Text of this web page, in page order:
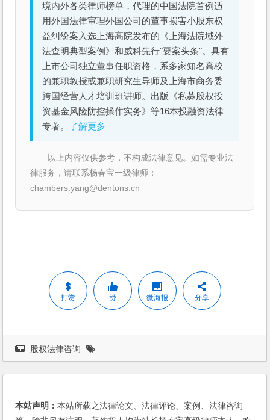
境内外各类律师榜单，代理的中国法院首例适
用外国法律审理外国公司的董事损害小股东权
益纠纷案入选上海高院发布的《上海法院域外
法查明典型案例》和威科先行"要案头条"。具有
上市公司独立董事任职资格，系多家知名高校
的兼职教授或兼职研究生导师及上海市商务委
跨国经营人才培训班讲师。出版《私募股权投
资基金风险防控操作实务》等16本投融资法律
专著。 了解更多
以上内容仅供参考，不构成法律意见。如需专业法
律服务，请联系杨春宝一级律师：
chambers.yang@dentons.cn
打赏 赞 微海报 分享
股权法律咨询
本站声明：本站所载之法律论文、法律评论、案例、法律咨询